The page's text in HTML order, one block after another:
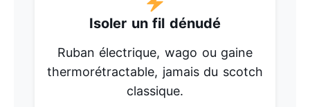
Isoler un fil dénudé
Ruban électrique, wago ou gaine
thermorétractable, jamais du scotch
classique.